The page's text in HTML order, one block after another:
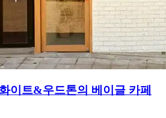
이트&우드톤의 베이글 카페